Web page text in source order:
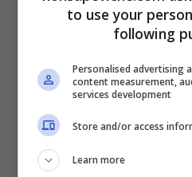
Il più noto è certamente il
organizzazione mondiale
riconosciuto gli effetti
to use your
following
Personalised advertising
content measurement,
services development
Store and/or access
Learn more